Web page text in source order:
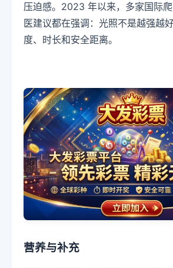
压迫感。2023 年以来，多家国际
医建议都在强调：光照不是越强越
度、时长和安全距离。
营养与补充